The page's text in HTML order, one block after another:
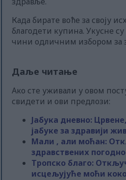
Када бирате воће за своју
благодети купина. Укусне
чини одличним избором за
Даље читање
Ако сте уживали у овом
свидети и ови предлози:
Јабука дневно:
јабуке за здравији
Мали , али моћан:
здравствених
Тропско благо:
исцељујуће моћи